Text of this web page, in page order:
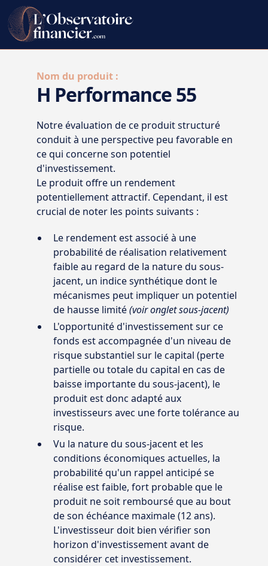
Nom du produit :
H Performance 55
Notre évaluation de ce produit structuré
conduit à une perspective peu favorable en
ce qui concerne son potentiel
d'investissement.
Le produit offre un rendement
potentiellement attractif. Cependant, il est
crucial de noter les points suivants :
Le rendement est associé à une
probabilité de réalisation relativement
faible au regard de la nature du sous-
jacent, un indice synthétique dont le
mécanismes peut impliquer un potentiel
de hausse limité(voir onglet sous-jacent)
L'opportunité d'investissement sur ce
fonds est accompagnée d'un niveau de
risque substantiel sur le capital (perte
partielle ou totale du capital en cas de
baisse importante du sous-jacent), le
produit est donc adapté aux
investisseurs avec une forte tolérance au
risque.
Vu la nature du sous-jacent et les
conditions économiques actuelles, la
probabilité qu'un rappel anticipé se
réalise est faible, fort probable que le
produit ne soit remboursé que au bout
de son échéance maximale (12 ans).
L'investisseur doit bien vérifier son
horizon d'investissement avant de
considérer cet investissement.